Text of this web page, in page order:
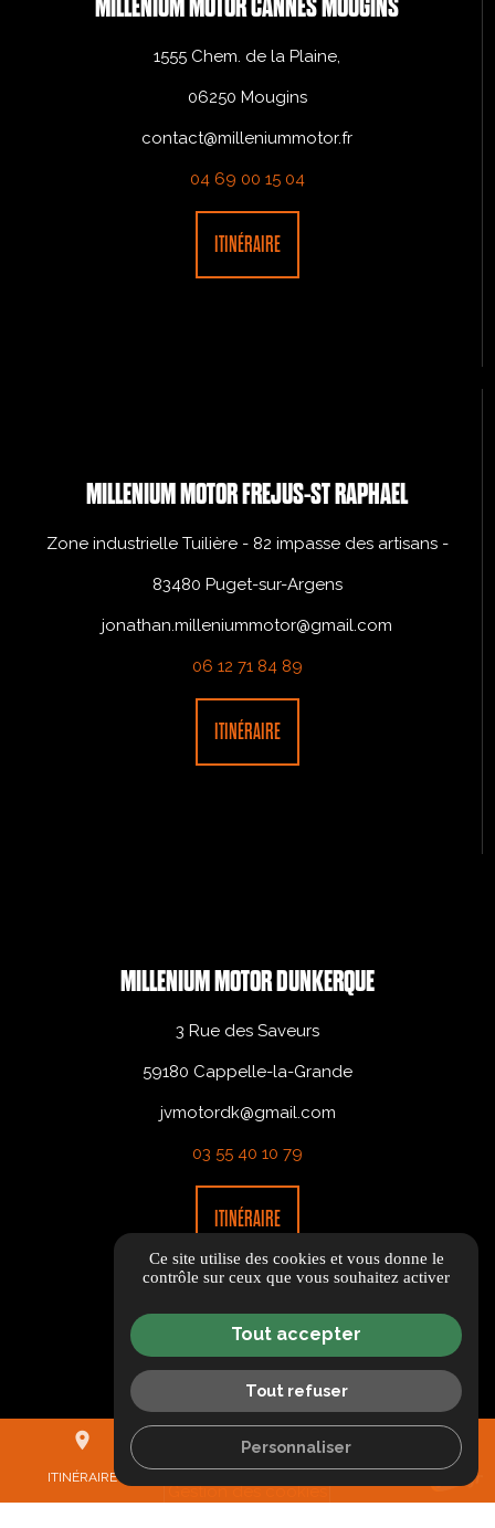
place
ITINÉRAIRE
mail
MILLENIUM MOTOR CANNES MOUGINS
1555 Chem. de la Plaine,
06250 Mougins
contact@milleniummotor.fr
04 69 00 15 04
ITINÉRAIRE
MILLENIUM MOTOR FREJUS-ST RAPHAEL
Zone industrielle Tuilière - 82 impasse des artisans -
83480 Puget-sur-Argens
jonathan.milleniummotor@gmail.com
06 12 71 84 89
ITINÉRAIRE
MILLENIUM MOTOR DUNKERQUE
3 Rue des Saveurs
59180 Cappelle-la-Grande
jvmotordk@gmail.com
03 55 40 10 79
ITINÉRAIRE
Informations complémentaires
CGV
Mentions légales
Politique de confidentialité
Gestion des cookies
Ce site utilise des cookies et vous donne le
contrôle sur ceux que vous souhaitez activer
Tout accepter
Tout refuser
Personnaliser